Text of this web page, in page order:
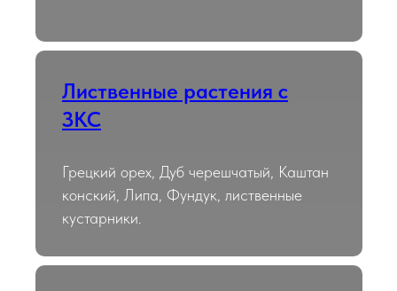
Лиственные растения с
ЗКС
Грецкий орех, Дуб черешчатый, Каштан
конский, Липа, Фундук, лиственные
кустарники.